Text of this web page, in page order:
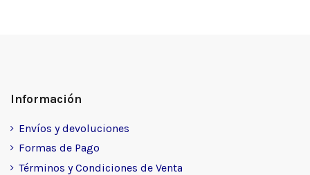
Información
Envíos y devoluciones
Formas de Pago
Términos y Condiciones de Venta